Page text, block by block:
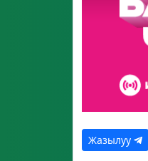
Жазылуу